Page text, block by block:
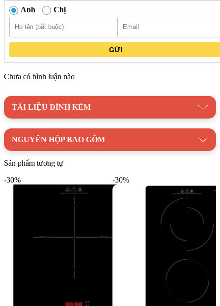
320x280x60 mm và trọng lượng nhẹ 2.45kg, dễ dàng đặt tại
mọi vị trí trong căn bếp hoặc mang theo cho những buổi tiệc
ngoài trời .
Mặt kính pha lê màu đen sáng bóng ít bám bẩn không chỉ
mang lại vẻ hiện đại mà còn có khả năng chịu nhiệt tốt, hạn
làm từ nhựa ABS cứng cáp, giúp tăng độ bền tổng thể, trong
Thiết kế bếp từ đơn Hafele HSI-21FW nhỏ gọn giúp người dùng lắp
đặt hoặc di chuyển dễ dàng
Anh Chị
GỬI
Chưa có bình luận nào
TÀI LIỆU ĐÍNH KÈM
NGUYÊN HỘP BAO GỒM
Sản phẩm tương tự
-30%
-30%